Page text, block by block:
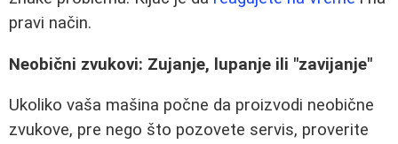
pravi način.
Neobični zvukovi: Zujanje, lupanje ili "zavijanje"
Ukoliko vaša mašina počne da proizvodi neobične
zvukove, pre nego što pozovete servis, proverite